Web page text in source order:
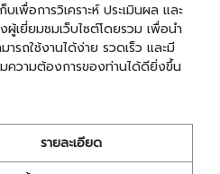
เพื่อการวิเคราะห์ ประเมินผล และ
เยี่ยมชมเว็บไซต์โดยรวม เพื่อนำ
รถใช้งานได้ง่าย รวดเร็ว และมี
ความต้องการของท่านได้ดียิ่งขึ้น
รายละเอียด